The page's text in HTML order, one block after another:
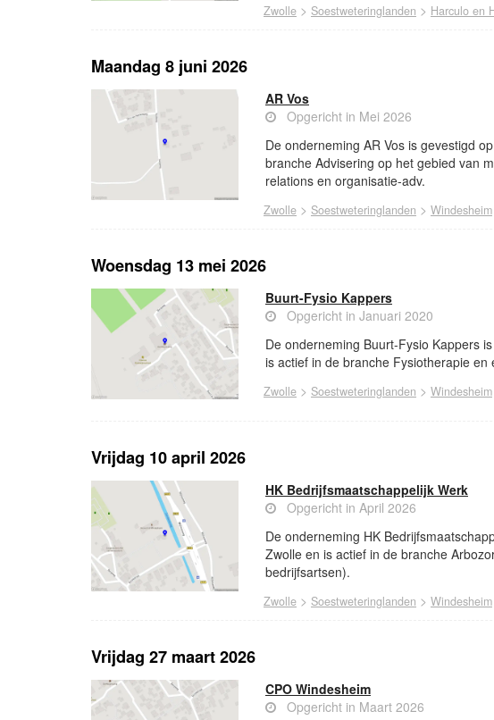
Zwolle > Soestweteringlanden > Harculo en
Maandag 8 juni 2026
AR Vos
Opgericht in Mei 2026
De onderneming AR Vos is gevestigd
branche Advisering op het gebied van
relations en organisatie-adv.
Zwolle > Soestweteringlanden > Windesheim
Woensdag 13 mei 2026
Buurt-Fysio Kappers
Opgericht in Januari 2020
De onderneming Buurt-Fysio Kappers
is actief in de branche Fysiotherapie en
Zwolle > Soestweteringlanden > Windesheim
Vrijdag 10 april 2026
HK Bedrijfsmaatschappelijk Werk
Opgericht in April 2026
De onderneming HK
Zwolle en is actief in de branche
bedrijfsartsen).
Zwolle > Soestweteringlanden > Windesheim
Vrijdag 27 maart 2026
CPO Windesheim
Opgericht in Maart 2026